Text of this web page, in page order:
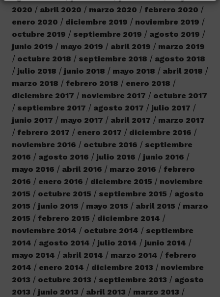
2020
abril 2020 marzo 2020
febrero 2020
enero 2020
diciembre 2019
noviembre 2019
octubre 2019
septiembre 2019
agosto 2019
junio 2019
mayo 2019 abril 2019
marzo 2019
octubre 2018
septiembre 2018
agosto 2018
julio 2018
junio 2018 mayo 2018
abril 2018
marzo 2018
febrero 2018
enero 2018
diciembre 2017
noviembre 2017
octubre 2017
septiembre 2017
agosto 2017
julio 2017
junio 2017
mayo 2017 abril 2017
marzo 2017
febrero 2017
enero 2017
diciembre 2016
noviembre 2016
octubre 2016
septiembre
2016
agosto 2016 julio 2016
junio 2016
mayo 2016
abril 2016 marzo 2016
febrero
2016
enero 2016 diciembre 2015
noviembre
2015
octubre 2015 septiembre 2015
agosto
2015
junio 2015 mayo 2015 abril 2015
marzo
2015
febrero 2015
diciembre 2014
noviembre 2014
octubre 2014
septiembre
2014
agosto 2014 julio 2014
junio 2014
mayo 2014
abril 2014 marzo 2014
febrero
2014
enero 2014 diciembre 2013
noviembre
2013
octubre 2013 septiembre 2013
agosto
2013
junio 2013 abril 2013
marzo 2013